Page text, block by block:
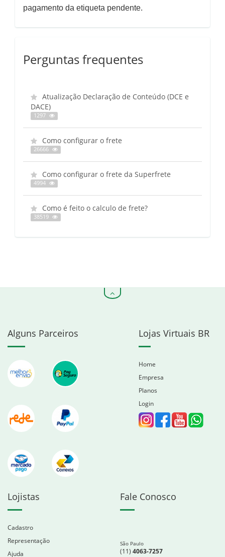
pagamento da etiqueta pendente.
Perguntas frequentes
Atualização Declaração de Conteúdo (DCE e
DACE)
1297
Como configurar o frete
26666
Como configurar o frete da Superfrete
4994
Como é feito o calculo de frete?
38519
Alguns Parceiros Lojas Virtuais BR
Home
Empresa
Planos
Login
Lojistas
Cadastro
Representação
Ajuda
Fale Conosco
São Paulo
(11) 4063-7257